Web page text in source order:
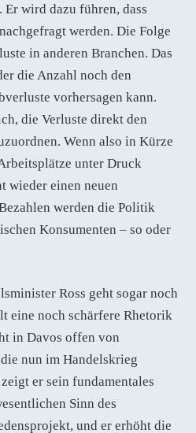
wird dazu führen, dass
werden. Die Folge
in anderen Branchen. Das
die Anzahl noch den
vorhersagen kann.
die Verluste direkt den
Wenn also in Kürze
unter Druck
wieder einen neuen
werden die Politik
Konsumenten – so oder
Ross geht sogar noch
eine noch schärfere Rhetorik
in Davos offen von
nun im Handelskrieg
er sein fundamentales
Sinn des
und er erhöht die